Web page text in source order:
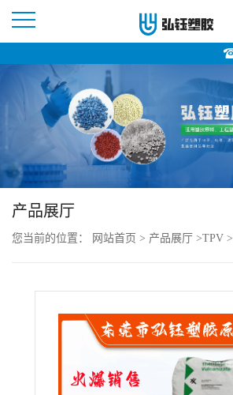
页
公
产品展厅
您当前的位置： 网站首页 > 产品展厅 >TPV >